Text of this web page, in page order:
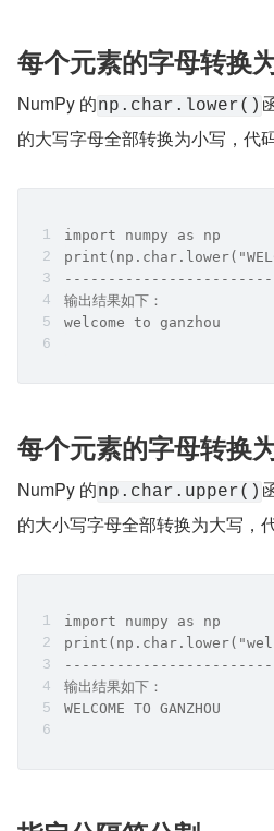
每个元素的字母转换
NumPy 的np.char.lower()
的大写字母全部转换为小写，代
import numpy as np
输出结果如下：
welcome to ganzhou
每个元素的字母转换
NumPy 的np.char.upper()
的大小写字母全部转换为大写，
import numpy as np
输出结果如下：
WELCOME TO GANZHOU